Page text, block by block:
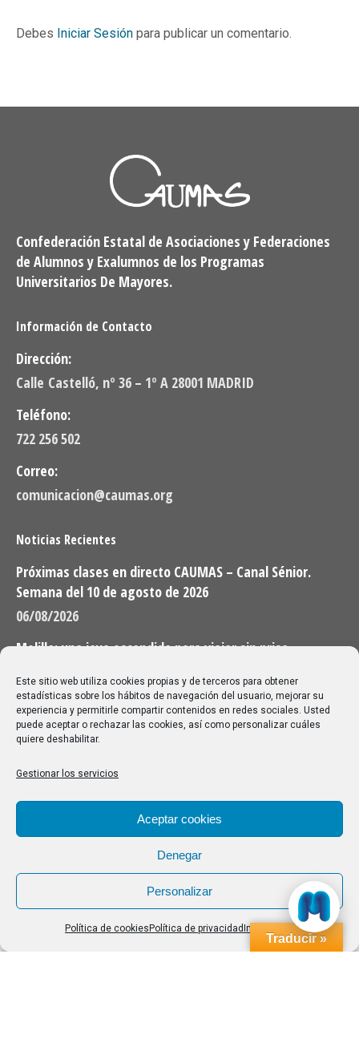
Este sitio web utiliza cookies propias y de terceros para obtener
estadísticas sobre los hábitos de navegación del usuario, mejorar su
experiencia y permitirle compartir contenidos en redes sociales. Usted
puede aceptar o rechazar las cookies, así como personalizar cuáles
quiere deshabilitar.
Gestionar los servicios
Aceptar cookies
Denegar
Personalizar
Política de cookies Política de privacidad Impressum
Debes Iniciar Sesión para publicar un comentario.
Confederación Estatal de Asociaciones y Federaciones
de Alumnos y Exalumnos de los Programas
Universitarios De Mayores.
Información de Contacto
Dirección:
Calle Castelló, nº 36 – 1º A 28001 MADRID
Teléfono:
722 256 502
Correo:
comunicacion@caumas.org
Noticias Recientes
Próximas clases en directo CAUMAS – Canal Sénior.
Semana del 10 de agosto de 2026
06/08/2026
Melilla: una joya escondida para viajar sin prisa
28/07/2026
Buscar
Buscar:
Aviso Legal|Política de privacidad|Política de cookies
Traducir »